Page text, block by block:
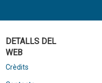
DETALLS DEL
WEB
Crèdits